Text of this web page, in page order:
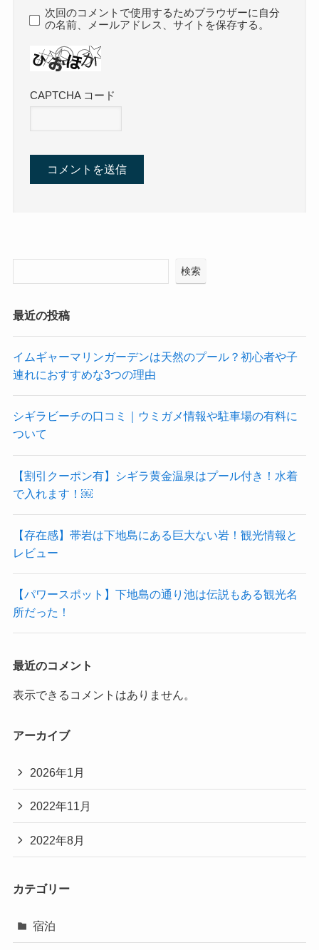
次回のコメントで使用するためブラウザーに自分
の名前、メールアドレス、サイトを保存する。
CAPTCHA コード
検索
最近の投稿
イムギャーマリンガーデンは天然のプール？初心者や子
連れにおすすめな3つの理由
シギラビーチの口コミ｜ウミガメ情報や駐車場の有料に
ついて
【割引クーポン有】シギラ黄金温泉はプール付き！水着
で入れます！￼
【存在感】帯岩は下地島にある巨大ない岩！観光情報と
レビュー
【パワースポット】下地島の通り池は伝説もある観光名
所だった！
最近のコメント
表示できるコメントはありません。
アーカイブ
2026年1月
2022年11月
2022年8月
カテゴリー
宿泊